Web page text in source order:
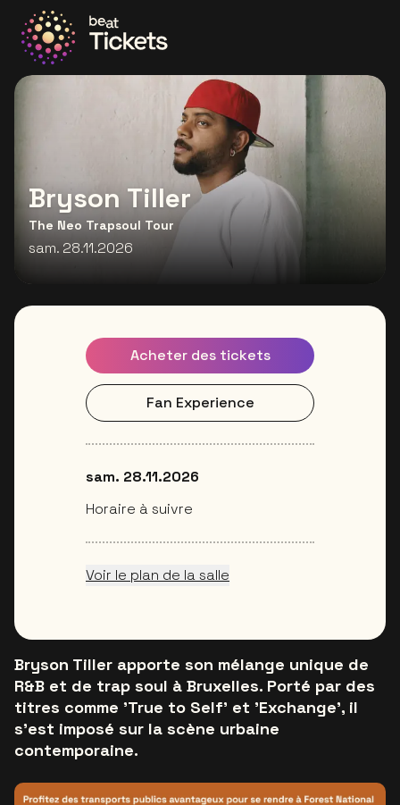
Allez à la page d'accueil
Bryson Tiller
The Neo Trapsoul Tour
sam. 28.11.2026
Bryson Tiller apporte son mélange unique de
R&B et de trap soul à Bruxelles. Porté par des
titres comme 'True to Self' et 'Exchange', il
s’est imposé sur la scène urbaine
contemporaine.
Acheter des tickets
Fan Experience
sam. 28.11.2026
Horaire à suivre
Voir le plan de la salle